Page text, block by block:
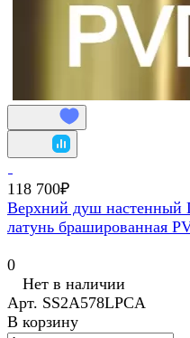
118 700₽
Верхний душ настенный
латунь брашированная
0
Нет в наличии
Арт. SS2A578LPCA
В корзину